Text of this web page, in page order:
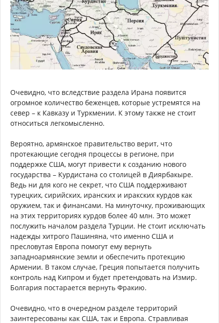
Очевидно, что вследствие раздела Ирана появится
огромное количество беженцев, которые устремятся на
север – к Кавказу и Туркмении. К этому также не стоит
относиться легкомысленно.
Вероятно, армянское правительство верит, что
протекающие сегодня процессы в регионе, при
поддержке США, могут привести к созданию нового
государства – Курдистана со столицей в Диярбакыре.
Ведь ни для кого не секрет, что США поддерживают
турецких, сирийских, иранских и иракских курдов как
оружием, так и финансами. На минуточку, проживающих
на этих территориях курдов более 40 млн. Это может
послужить началом раздела Турции. Не стоит исключать
надежды хитрого Пашиняна, что именно США и
пресловутая Европа помогут ему вернуть
западноармянские земли и обеспечить протекцию
Армении. В таком случае, Греция попытается получить
контроль над Кипром и будет претендовать на Измир.
Болгария постарается вернуть Фракию.
Очевидно, что в очередном разделе территорий
заинтересованы как США, так и Европа. Стравливая